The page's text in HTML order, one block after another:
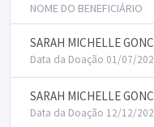
NOME DO BENEFICIÁRIO
SARAH MICHELLE
Data da Doação 01/07/
SARAH MICHELLE
Data da Doação 12/12/